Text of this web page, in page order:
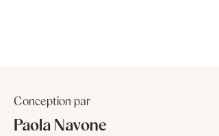
Conception par
Paola Navone